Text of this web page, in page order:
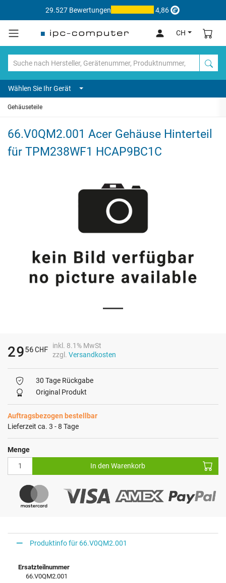
29.527 Bewertungen 4,86
CH
Wählen Sie Ihr Gerät
Gehäuseteile
66.V0QM2.001 Acer Gehäuse Hinterteil
für TPM238WF1 HCAP9BC1C
2956CHF
inkl. 8.1% MwSt
zzgl. Versandkosten
30 Tage Rückgabe
Original Produkt
Auftragsbezogen bestellbar
Lieferzeit ca. 3 - 8 Tage
Menge
In den Warenkorb
Produktinfo für 66.V0QM2.001
Ersatzteilnummer
66.V0QM2.001